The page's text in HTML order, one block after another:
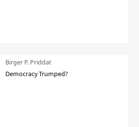
Birger P. Priddat
Democracy Trumped?